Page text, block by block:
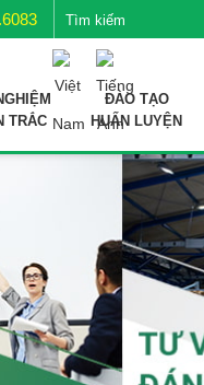
TRẮC
ĐÀO TẠO
HUẤN LUYỆN